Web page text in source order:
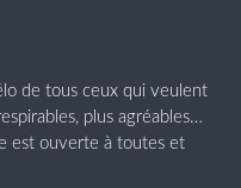
de tous ceux qui veulent
plus agréables…
est ouverte à toutes et